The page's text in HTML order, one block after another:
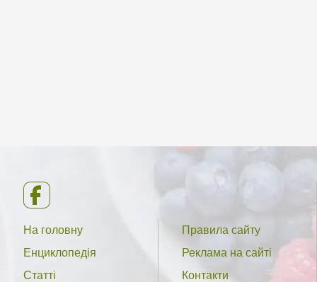
На головну
Енциклопедія
Статті
Правила сайту
Реклама на сайті
Контакти